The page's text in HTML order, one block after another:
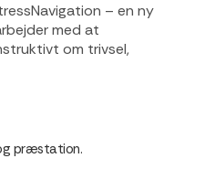
– en ny
med at
om trivsel,
præstation.